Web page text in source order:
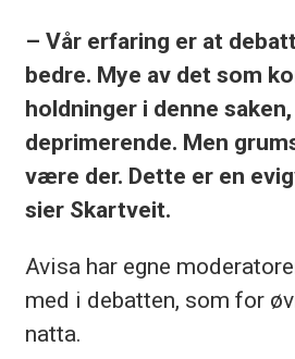
– Vår erfaring er at
bedre. Mye av det som
holdninger i denne
deprimerende. Men
være der. Dette er en
sier Skartveit.
Avisa har egne
med i debatten, som for
natta.